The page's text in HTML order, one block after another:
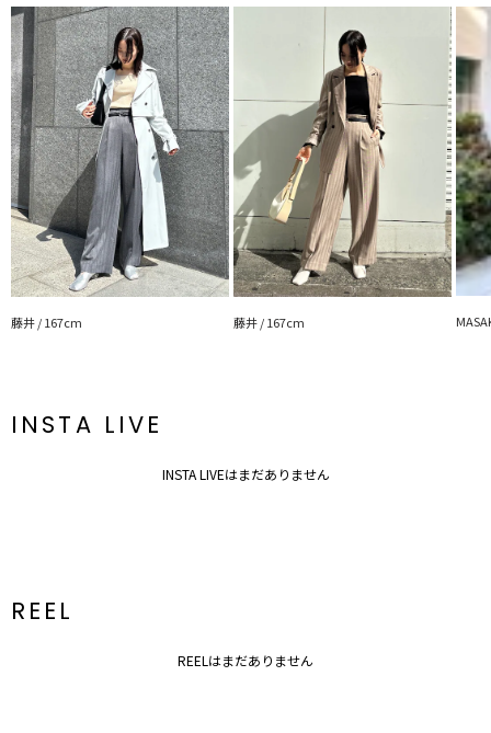
へリンボン素材の程よい柄見えがアクセントになり
オンオフでお使いいただけるアイテムです。
同素材を使用したジャケットの展開もあり、セットアップでも着用い
ただけます。
■【柳橋唯さんコラボ商品】
【柳橋唯コラボ】テーラードジャケット
【柳橋唯コラボ】ポンチワンピース
【柳橋唯さんおすすめ着回し】は2/2(Fri)20:30公開のYouTube動
画内でご紹介！
こちらからチェック＞＞＞【TAP】
■リールもチェック
藤井 / 167cm 藤井 / 167cm
INSTA LIVE
INSTA LIVEはまだありません
REEL
REELはまだありません